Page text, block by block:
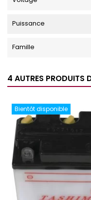
Puissance
Famille
4 AUTRES PRODUITS
Bientôt disponible